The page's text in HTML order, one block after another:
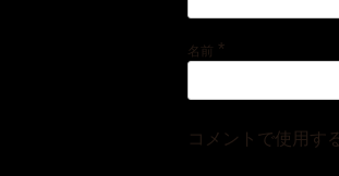
名前 *
コメントで使用す